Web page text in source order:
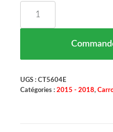
UGS : CT5604E
Catégories : 2015 - 2018,